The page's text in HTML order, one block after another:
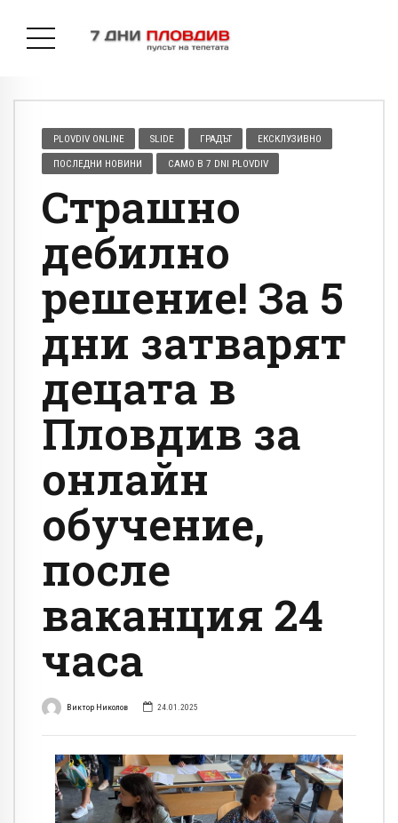
PLOVDIV ONLINE SLIDE ГРАДЪТ ЕКСКЛУЗИВНО
ПОСЛЕДНИ НОВИНИ САМО В 7 DNI PLOVDIV
Страшно
дебилно
решение! За 5
дни затварят
децата в
Пловдив за
онлайн
обучение,
после
ваканция 24
часа
Виктор Николов 24.01.2025